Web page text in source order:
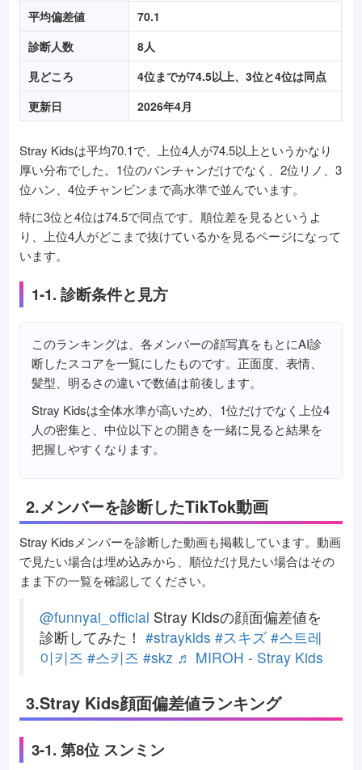
平均偏差値
70.1
診断人数
8人
見どころ
4位までが74.5以上、3位と4位は同点
更新日
2026年4月
Stray Kidsは平均70.1で、上位4人が74.5以上というかなり
厚い分布でした。1位のバンチャンだけでなく、2位リノ、3
位ハン、4位チャンビンまで高水準で並んでいます。
特に3位と4位は74.5で同点です。順位差を見るというよ
り、上位4人がどこまで抜けているかを見るページになって
います。
1-1. 診断条件と見方
このランキングは、各メンバーの顔写真をもとにAI診
断したスコアを一覧にしたものです。正面度、表情、
髪型、明るさの違いで数値は前後します。
Stray Kidsは全体水準が高いため、1位だけでなく上位4
人の密集と、中位以下との開きを一緒に見ると結果を
把握しやすくなります。
2.メンバーを診断したTikTok動画
Stray Kidsメンバーを診断した動画も掲載しています。動画
で見たい場合は埋め込みから、順位だけ見たい場合はその
まま下の一覧を確認してください。
@funnyai_official Stray Kidsの顔面偏差値を
診断してみた！#straykids #スキズ #스트레
이키즈 #스키즈 #skz ♬ MIROH - Stray Kids
3.Stray Kids顔面偏差値ランキング
3-1. 第8位 スンミン